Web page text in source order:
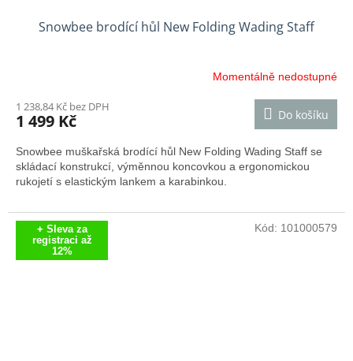
Snowbee brodící hůl New Folding Wading Staff
Momentálně nedostupné
1 238,84 Kč bez DPH
1 499 Kč Do košíku
Snowbee muškařská brodící hůl New Folding Wading Staff se
skládací konstrukcí, výměnnou koncovkou a ergonomickou
rukojetí s elastickým lankem a karabinkou.
+ Sleva za
registraci až
12%
Kód: 101000579